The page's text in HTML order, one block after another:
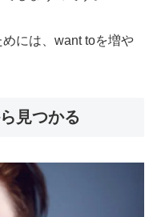
には、want toを増や
見つかる